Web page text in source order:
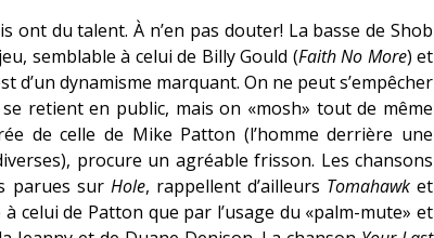
ont du talent. À n’en pas douter! La basse de Shob
semblable à celui de Billy Gould (Faith No More) et
d’un dynamisme marquant. On ne peut s’empêcher
retient en public, mais on «mosh» tout de même
de celle de Mike Patton (l’homme derrière une
procure un agréable frisson. Les chansons
parues sur Hole, rappellent d’ailleurs Tomahawket
celui de Patton que par l’usage du «palm-mute» et